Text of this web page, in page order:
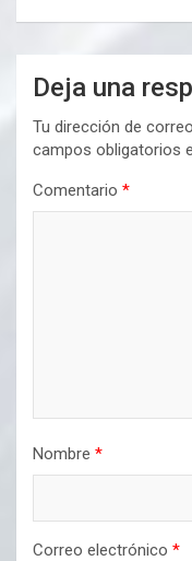
Deja una
Tu dirección de
campos obligatorios
Comentario *
Nombre *
Correo electrónico *